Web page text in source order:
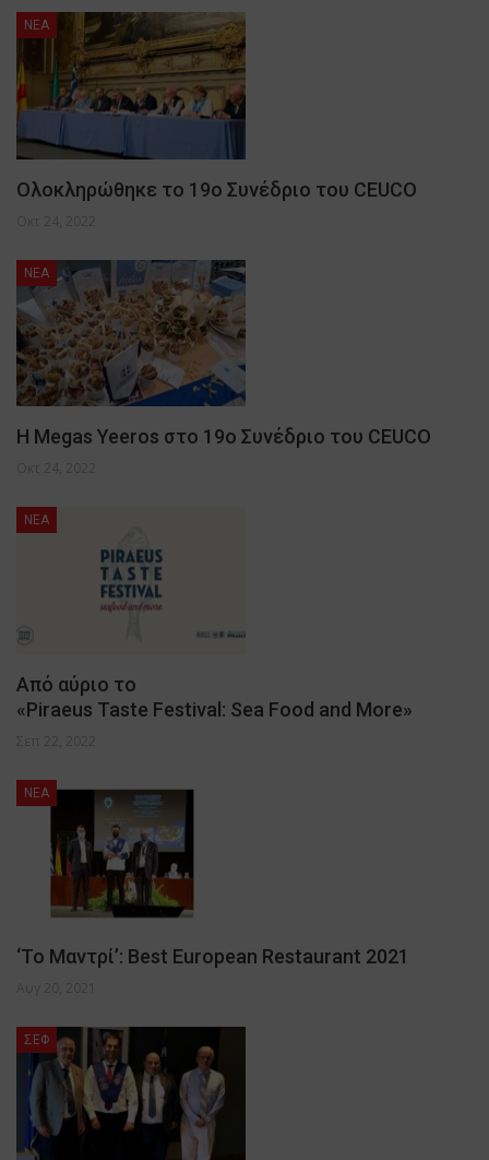
NEA
Ολοκληρώθηκε το 19ο Συνέδριο του CEUCO
Οκτ 24, 2022
NEA
Η Megas Yeeros στο 19ο Συνέδριο του CEUCO
Οκτ 24, 2022
NEA
Από αύριο το
«Piraeus Taste Festival: Sea Food and More»
Σεπ 22, 2022
NEA
‘Το Μαντρί’: Best European Restaurant 2021
Αυγ 20, 2021
ΣΕΦ